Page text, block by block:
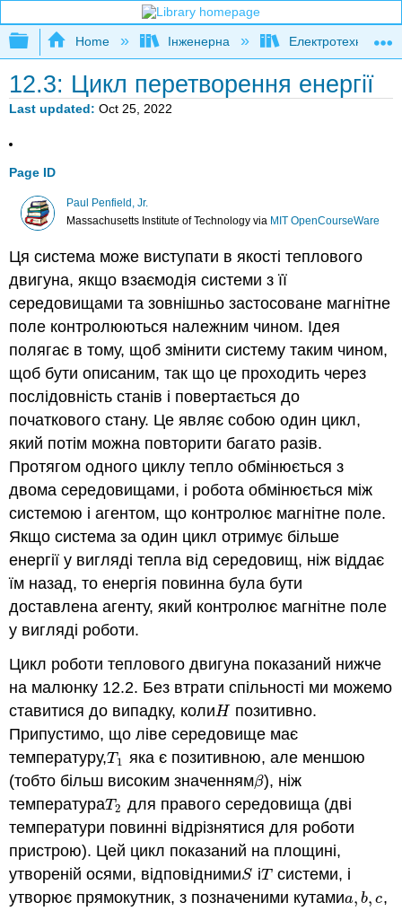
Expand/collapse global hierarchy
Home Інженерна Електротехніка
12.3: Цикл перетворення енергії
Last updated Oct 25, 2022
Page ID
Paul Penfield, Jr.
Massachusetts Institute of Technologyvia MIT OpenCourseWare
Ця система може виступати в якості теплового
двигуна, якщо взаємодія системи з її
середовищами та зовнішньо застосоване магнітне
поле контролюються належним чином. Ідея
полягає в тому, щоб змінити систему таким чином,
щоб бути описаним, так що це проходить через
послідовність станів і повертається до
початкового стану. Це являє собою один цикл,
який потім можна повторити багато разів.
Протягом одного циклу тепло обмінюється з
двома середовищами, і робота обмінюється між
системою і агентом, що контролює магнітне поле.
Якщо система за один цикл отримує більше
енергії у вигляді тепла від середовищ, ніж віддає
їм назад, то енергія повинна була бути
доставлена агенту, який контролює магнітне поле
у вигляді роботи.
Цикл роботи теплового двигуна показаний нижче
на малюнку 12.2. Без втрати спільності ми можемо
ставитися до випадку, колиH
Hпозитивно.
Припустимо, що ліве середовище має
температуру,T1
T1 яка є позитивною, але меншою
(тобто більш високим значеннямβ
β), ніж
температураT2
T2 для правого середовища (дві
температури повинні відрізнятися для роботи
пристрою). Цей цикл показаний на площині,
утвореній осями, відповіднимиS
S іT
T системи, і
утворює прямокутник, з позначеними кутамиa, b, c
a, b, c ,